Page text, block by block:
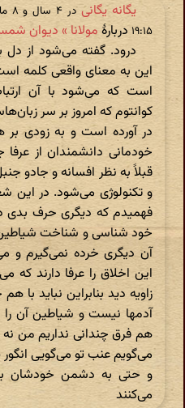
یگانه یگانی
۱۹:۱۵ دربارهٔ مولانا » دیوان شمس
درود. گفته می‌شود از دل
این به معنای واقعی کلمه
است که می‌شود با آن
کوانتوم که امروز بر سر
در آورده است و به زودی
خودمانی دانشمندان از
قبلاََ به نظر افسانه و جادو
و تکنولوژی می‌شود. در این
فهمیدم که دیگری حرف بدی
خود شناسی و شناخت
آن دیگری خرده نمی‌گیرم و
این اخلاق را عرفا دارند
زاویه دید بنابراین نباید با
آدمها نیست و شیاطین آن را
هم فرق چندانی نداریم من نه
می‌گویم عنب تو می‌گویی
و حتی به دشمن خودشان
می‌کنند